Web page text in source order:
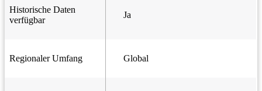
Historische Daten
verfügbar
Ja
Regionaler Umfang Global